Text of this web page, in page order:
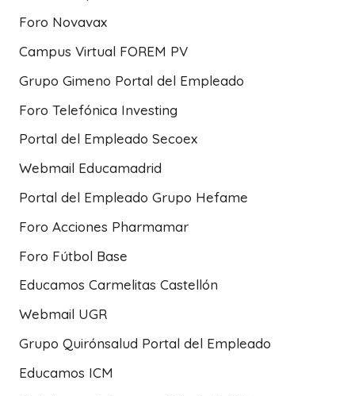
Foro Novavax
Campus Virtual FOREM PV
Grupo Gimeno Portal del Empleado
Foro Telefónica Investing
Portal del Empleado Secoex
Webmail Educamadrid
Portal del Empleado Grupo Hefame
Foro Acciones Pharmamar
Foro Fútbol Base
Educamos Carmelitas Castellón
Webmail UGR
Grupo Quirónsalud Portal del Empleado
Educamos ICM